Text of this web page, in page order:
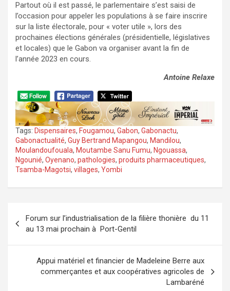
Partout où il est passé, le parlementaire s’est saisi de
l’occasion pour appeler les populations à se faire inscrire
sur la liste électorale, pour « voter utile », lors des
prochaines élections générales (présidentielle, législatives
et locales) que le Gabon va organiser avant la fin de
l’année 2023 en cours.
Antoine Relaxe
Tags: Dispensaires, Fougamou, Gabon, Gabonactu,
Gabonactualité, Guy Bertrand Mapangou, Mandilou,
Moulandoufouala, Moutambe Sanu Fumu, Ngouassa,
Ngounié, Oyenano, pathologies, produits pharmaceutiques,
Tsamba-Magotsi, villages, Yombi
de
l’article
Forum sur l’industrialisation de la filière thonière du 11
au 13 mai prochain à Port-Gentil
Appui matériel et financier de Madeleine Berre aux
commerçantes et aux coopératives agricoles de
Lambaréné